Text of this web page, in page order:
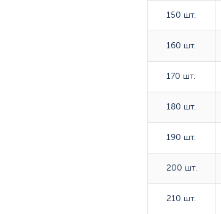
150 шт.
160 шт.
170 шт.
180 шт.
190 шт.
200 шт.
210 шт.
150 шт.
160 шт.
170 шт.
180 шт.
190 шт.
200 шт.
210 шт.